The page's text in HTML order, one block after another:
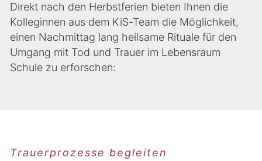
Direkt nach den Herbstferien bieten Ihnen die
Kolleginnen aus dem KiS-Team die Möglichkeit,
einen Nachmittag lang heilsame Rituale für den
Umgang mit Tod und Trauer im Lebensraum
Schule zu erforschen:
Trauerprozesse begleiten